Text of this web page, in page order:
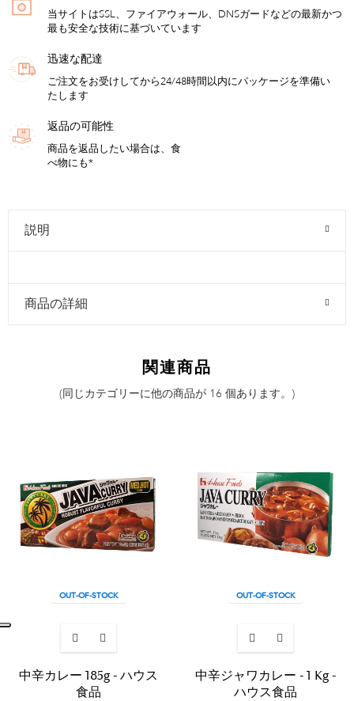
当サイトはSSL、ファイアウォール、DNSガードなどの最新かつ
最も安全な技術に基づいています
迅速な配達
ご注文をお受けしてから24/48時間以内にパッケージを準備い
たします
返品の可能性
商品を返品したい場合は、食
べ物にも*
説明
商品の詳細
関連商品
(同じカテゴリーに他の商品が 16 個あります。)
OUT-OF-STOCK
中辛カレー 185g - ハウス
食品
OUT-OF-STOCK
中辛ジャワカレー - 1 Kg -
ハウス食品